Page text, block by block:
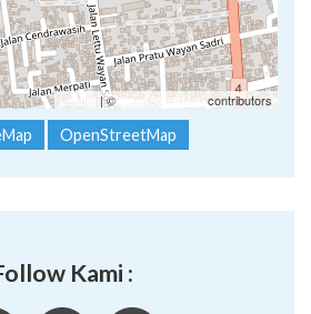
Leaflet | ©OpenStreetMap contributors
OpenStreetMap
Kami :